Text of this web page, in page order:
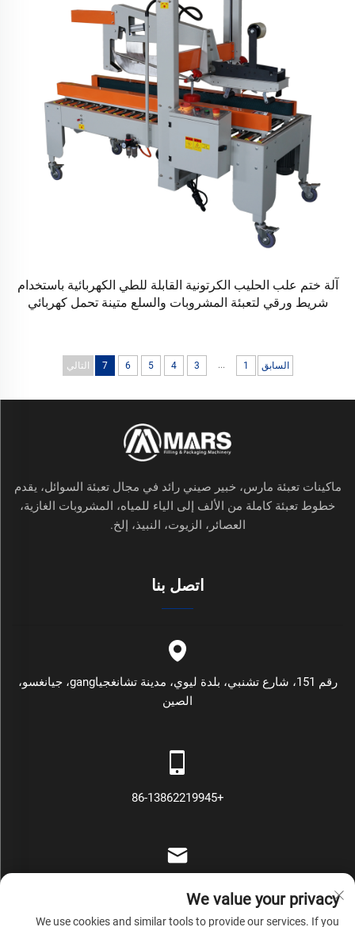
آلة ختم علب الحليب الكرتونية القابلة للطي الكهربائية باستخدام
شريط ورقي لتعبئة المشروبات والسلع متينة تحمل كهربائي
السابق 1
...
3
4
5
6
7 التالي
ماكينات تعبئة مارس، خبير صيني رائد في مجال تعبئة السوائل، يقدم
خطوط تعبئة كاملة من الألف إلى الياء للمياه، المشروبات الغازية،
العصائر، الزيوت، النبيذ، إلخ.
اتصل بنا
رقم 151، شارع تشنبي، بلدة ليوي، مدينة تشانغجياgang، جيانغسو،
الصين
+86-13862219945
We value your privacy
We use cookies and similar tools to provide our services. If you